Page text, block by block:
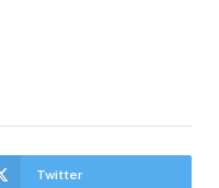
Twitter